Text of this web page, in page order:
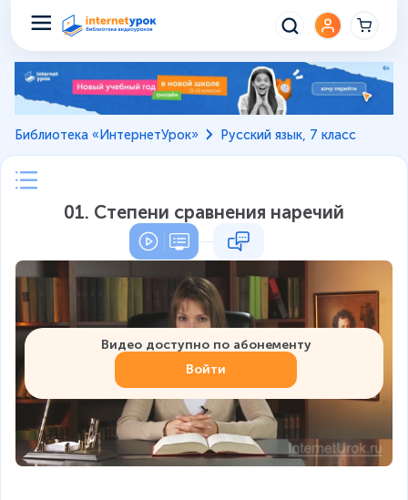
Библиотека «ИнтернетУрок» Русский язык, 7 класс
01. Степени сравнения наречий
Видео доступно по абонементу
Войти